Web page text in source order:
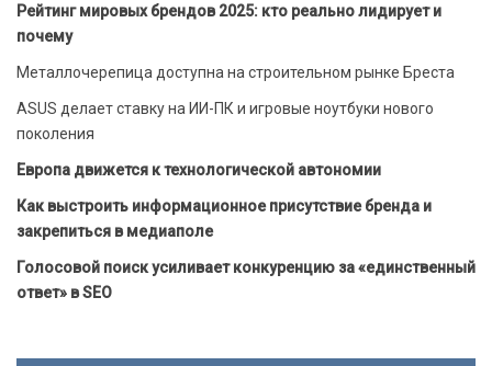
Рейтинг мировых брендов 2025: кто реально лидирует и
почему
Металлочерепица доступна на строительном рынке Бреста
ASUS делает ставку на ИИ-ПК и игровые ноутбуки нового
поколения
Европа движется к технологической автономии
Как выстроить информационное присутствие бренда и
закрепиться в медиаполе
Голосовой поиск усиливает конкуренцию за «единственный
ответ» в SEO